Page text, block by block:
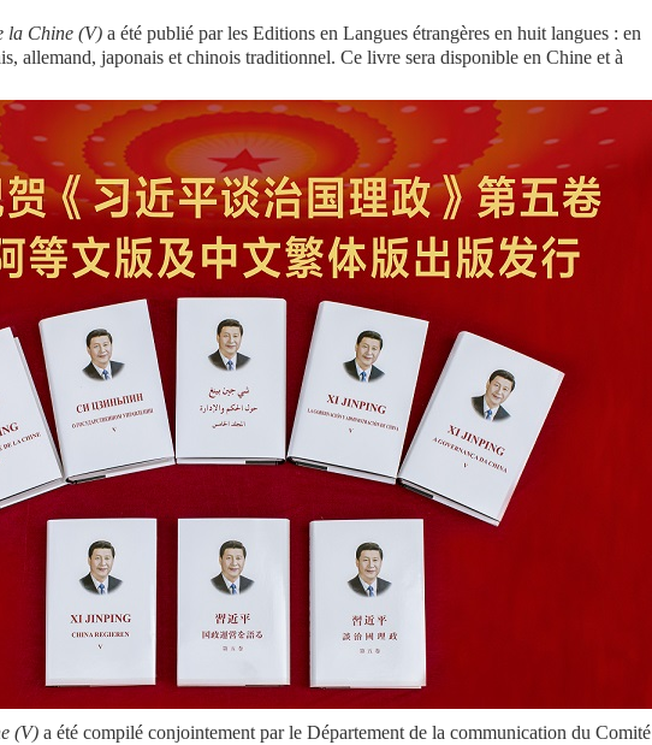
la Chine (V)a été publié par les Editions en Langues étrangères en huit langues : en
allemand, japonais et chinois traditionnel. Ce livre sera disponible en Chine et à
(V) a été compilé conjointement par le Département de la communication du Comité